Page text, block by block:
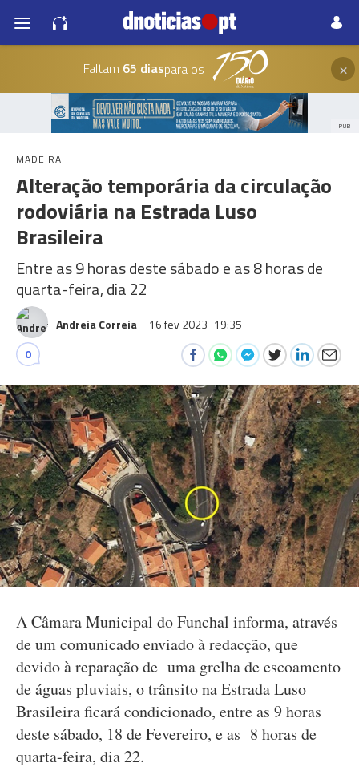
Faltam 65 diaspara os ×
PUB
MADEIRA
Alteração temporária da circulação
rodoviária na Estrada Luso
Brasileira
Entre as 9 horas deste sábado e as 8 horas de
quarta-feira, dia 22
Andreia Correia 16 fev 2023 19:35
0
A Câmara Municipal do Funchal informa, através
de um comunicado enviado à redacção, que
devido à reparação de uma grelha de escoamento
de águas pluviais, o trânsito na Estrada Luso
Brasileira ficará condicionado, entre as 9 horas
deste sábado, 18 de Fevereiro, e as 8 horas de
quarta-feira, dia 22.